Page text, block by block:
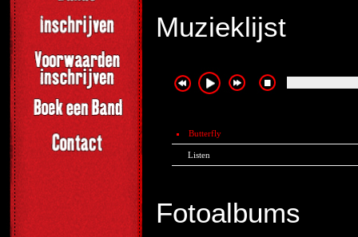
Muzieklijst
Butterfly
Listen
Fotoalbums